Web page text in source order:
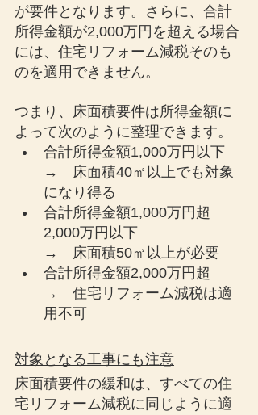
が要件となります。さらに、合計
所得金額が2,000万円を超える場合
には、住宅リフォーム減税そのも
のを適用できません。
つまり、床面積要件は所得金額に
よって次のように整理できます。
合計所得金額1,000万円以下
→　床面積40㎡以上でも対象
になり得る
合計所得金額1,000万円超
2,000万円以下
→　床面積50㎡以上が必要
合計所得金額2,000万円超
→　住宅リフォーム減税は適
用不可
対象となる工事にも注意
床面積要件の緩和は、すべての住
宅リフォーム減税に同じように適